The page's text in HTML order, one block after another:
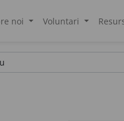
noi Voluntari